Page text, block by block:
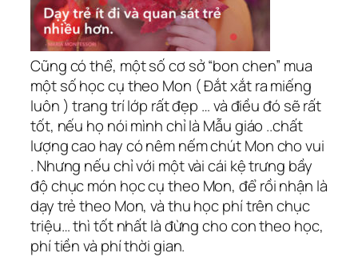
Cũng có thể, một số cơ sở “bon chen” mua
một số học cụ theo Mon ( Đắt xắt ra miếng
luôn ) trang trí lớp rất đẹp … và điều đó sẽ rất
tốt, nếu họ nói mình chỉ là Mẫu giáo ..chất
lượng cao hay có nêm nếm chút Mon cho vui
. Nhưng nếu chỉ với một vài cái kệ trưng bầy
độ chục món học cụ theo Mon, để rồi nhận là
dạy trẻ theo Mon, và thu học phí trên chục
triệu… thì tốt nhất là đừng cho con theo học,
phí tiền và phí thời gian.